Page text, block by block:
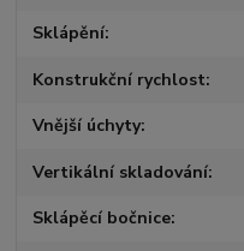
Sklápění
Konstrukční rychlost
Vnější úchyty
Vertikální skladování
Sklápěcí bočnice